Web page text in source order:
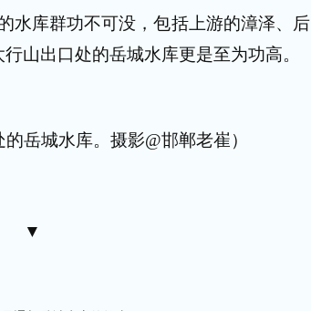
水库群功不可没，包括上游的漳泽、后
山出口处的岳城水库更是至为功高。
岳城水库。摄影@邯郸老崔）
▼